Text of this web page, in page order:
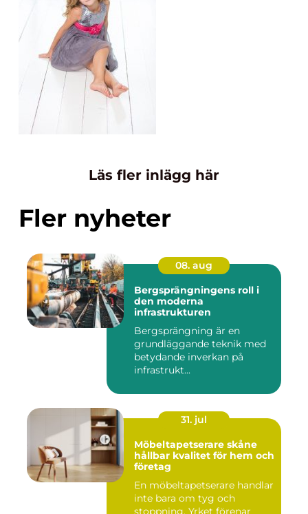
Läs fler inlägg här
Fler nyheter
08. aug
Bergsprängningens roll i
den moderna
infrastrukturen
Bergsprängning är en
grundläggande teknik med
betydande inverkan på
infrastrukt...
31. jul
Möbeltapetserare skåne
hållbar kvalitet för hem och
företag
En möbeltapetserare handlar
inte bara om tyg och
stoppning. Yrket förenar